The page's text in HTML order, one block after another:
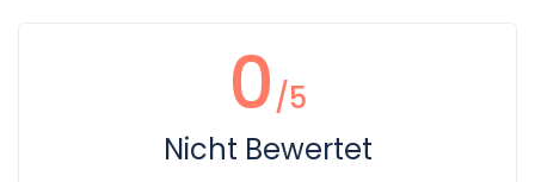
0/5
Nicht Bewertet